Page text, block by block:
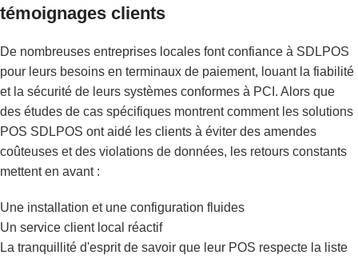
témoignages clients
De nombreuses entreprises locales font confiance à SDLPOS
pour leurs besoins en terminaux de paiement, louant la fiabilité
et la sécurité de leurs systèmes conformes à PCI. Alors que
des études de cas spécifiques montrent comment les solutions
POS SDLPOS ont aidé les clients à éviter des amendes
coûteuses et des violations de données, les retours constants
mettent en avant :
Une installation et une configuration fluides
Un service client local réactif
La tranquillité d'esprit de savoir que leur POS respecte la liste